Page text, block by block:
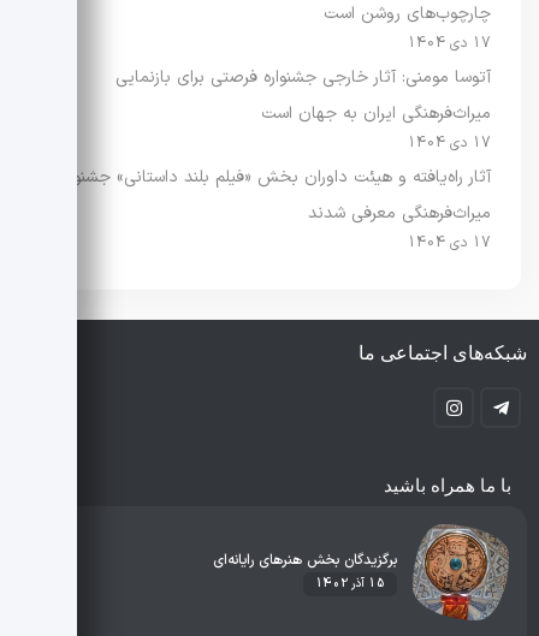
چارچوب‌های روشن است
17 دی 1404
آتوسا مومنی: آثار خارجی جشنواره فرصتی برای بازنمایی
میراث‌فرهنگی ایران به جهان است
17 دی 1404
آثار راه‌یافته و هیئت داوران بخش «فیلم بلند داستانی» جشنواره
میراث‌فرهنگی معرفی شدند
17 دی 1404
شبکه‌های اجتماعی ما
با ما همراه باشید
برگزیدگان بخش هنرهای رایانه‌ای
15 آذر 1402